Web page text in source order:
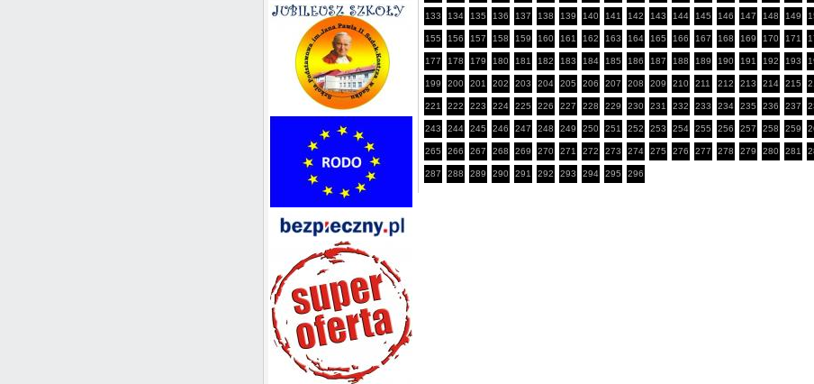
133 134 135 136 137 138 139 140 141 142 143 144 145 146 147 148 149
155 156 157 158 159 160 161 162 163 164 165 166 167 168 169 170 171
177 178 179 180 181 182 183 184 185 186 187 188 189 190 191 192 193
199 200 201 202 203 204 205 206 207 208 209 210 211 212 213 214 215
221 222 223 224 225 226 227 228 229 230 231 232 233 234 235 236 237
243 244 245 246 247 248 249 250 251 252 253 254 255 256 257 258 259
265 266 267 268 269 270 271 272 273 274 275 276 277 278 279 280 281
287 288 289 290 291 292 293 294 295 296